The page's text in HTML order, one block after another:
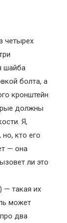
четырех
шайба
болта, а
кронштейн
должны
Я,
кто его
— она
ли это
— такая их
может
два